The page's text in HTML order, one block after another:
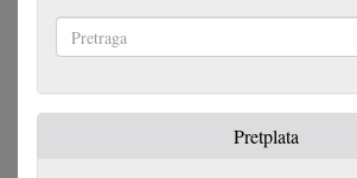
književnosti"
Pretplata